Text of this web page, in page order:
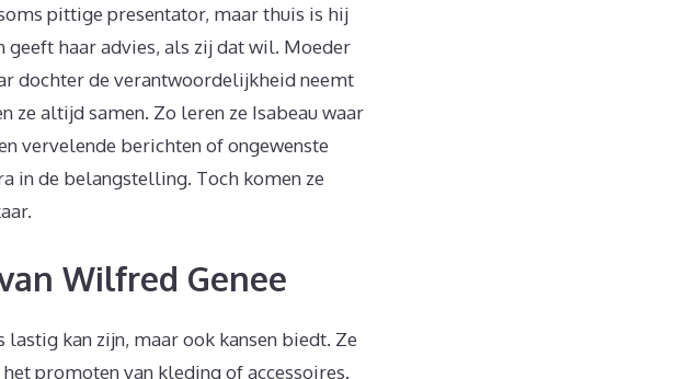
pittige presentator, maar thuis is hij
haar advies, als zij dat wil. Moeder
dochter de verantwoordelijkheid neemt
ze altijd samen. Zo leren ze Isabeau waar
vervelende berichten of ongewenste
in de belangstelling. Toch komen ze
Wilfred Genee
kan zijn, maar ook kansen biedt. Ze
promoten van kleding of accessoires.